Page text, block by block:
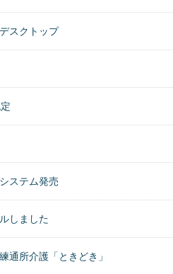
スクトップ
ステム発売
しました
通所介護「ときどき」